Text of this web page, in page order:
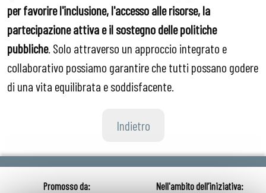
per favorire l'inclusione, l'accesso alle risorse, la
partecipazione attiva e il sostegno delle politiche
pubbliche. Solo attraverso un approccio integrato e
collaborativo possiamo garantire che tutti possano godere
di una vita equilibrata e soddisfacente.
Indietro